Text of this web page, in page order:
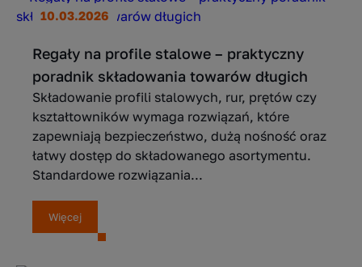
10.03.2026
Regały na profile stalowe – praktyczny
poradnik składowania towarów długich
Składowanie profili stalowych, rur, prętów czy
kształtowników wymaga rozwiązań, które
zapewniają bezpieczeństwo, dużą nośność oraz
łatwy dostęp do składowanego asortymentu.
Standardowe rozwiązania...
Więcej